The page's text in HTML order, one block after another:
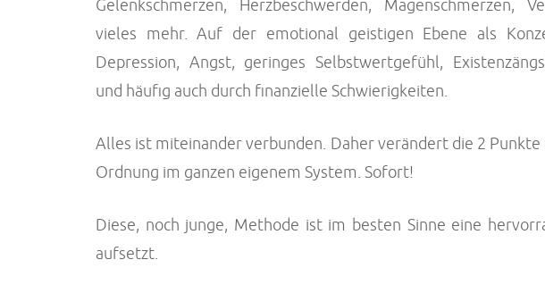
Gelenkschmerzen, Herzbeschwerden, Magenschmerzen,
vieles mehr. Auf der emotional geistigen Ebene als
Depression, Angst, geringes Selbstwertgefühl,
und häufig auch durch finanzielle Schwierigkeiten.
Alles ist miteinander verbunden. Daher verändert die 2
Ordnung im ganzen eigenem System. Sofort!
Diese, noch junge, Methode ist im besten Sinne eine
aufsetzt.